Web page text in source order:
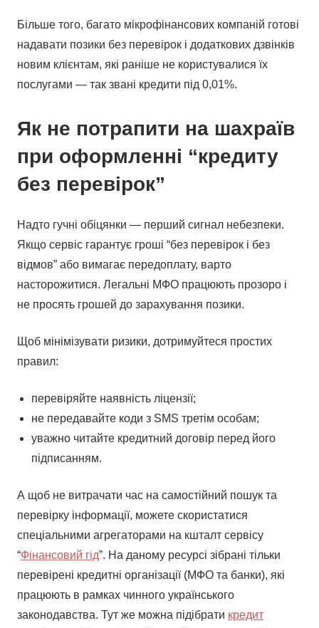
Більше того, багато мікрофінансових компаній готові
надавати позики без перевірок і додаткових дзвінків
новим клієнтам, які раніше не користувалися їх
послугами — так звані кредити під 0,01%.
Як не потрапити на шахраїв
при оформленні “кредиту
без перевірок”
Надто гучні обіцянки — перший сигнал небезпеки.
Якщо сервіс гарантує гроші “без перевірок і без
відмов” або вимагає передоплату, варто
насторожитися. Легальні МФО працюють прозоро і
не просять грошей до зарахування позики.
Щоб мінімізувати ризики, дотримуйтеся простих
правил:
перевіряйте наявність ліцензії;
не передавайте коди з SMS третім особам;
уважно читайте кредитний договір перед його
підписанням.
А щоб не витрачати час на самостійний пошук та
перевірку інформації, можете скористатися
спеціальними агрегаторами на кшталт сервісу
“Фінансовий гід”. На даному ресурсі зібрані тільки
перевірені кредитні організації (МФО та банки), які
працюють в рамках чинного українського
законодавства. Тут же можна підібрати кредит